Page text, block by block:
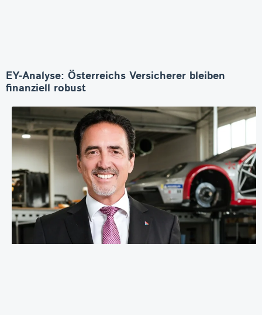
EY-Analyse: Österreichs Versicherer bleiben
finanziell robust